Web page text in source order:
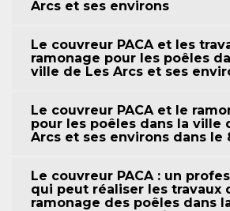
Arcs et ses environs
Le couvreur PACA et les
ramonage pour les poêles
ville de Les Arcs et ses
Le couvreur PACA et le
pour les poêles dans la ville
Arcs et ses environs dans le
Le couvreur PACA : un
qui peut réaliser les travaux
ramonage des poêles dans